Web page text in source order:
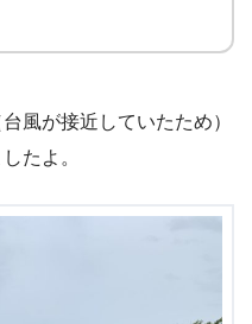
風が接近していたため）
たよ。